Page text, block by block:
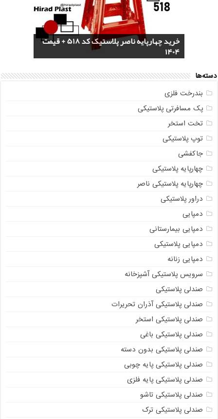
4 مدل گلدان پلاستیکی خورجینی + (عکس و
مشخصات)
خرید چهارپایه ناصر پلاستیک کد 518 + قیمت
1404
خرید گلدان پلاستیکی نشا به صورت عمده
پخش عمده صندلی پلاستیکی دسته دار 889
ناصر + قیمت روز
خرید سرویس جهیزیه پلاستیکی هوم کت +
مستقیم از تولیدی
دسته‌ها
بندرخت فلزی
پک مسافرتی پلاستیکی
تخت استخر
توپ پلاستیکی
جاکفشی
چهارپایه پلاستیکی
چهارپایه پلاستیکی ناصر
دراور پلاستیکی
دمپایی
دمپایی بیمارستانی
دمپایی پلاستیکی
دمپایی زنانه
سرویس پلاستیکی آشپزخانه
صندلی پلاستیکی
صندلی پلاستیکی آذران تحریرات
صندلی پلاستیکی استخر
صندلی پلاستیکی باغی
صندلی پلاستیکی بدون دسته
صندلی پلاستیکی پایه چوبی
صندلی پلاستیکی پایه فلزی
صندلی پلاستیکی تاشو
صندلی پلاستیکی ترک